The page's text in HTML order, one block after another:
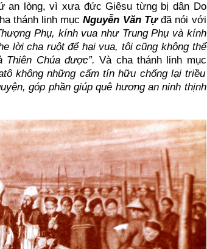
an lòng, vì xưa đức Giêsu từng bị dân Do
thánh linh mục Nguyễn Văn Tựđã nói với
Phụ, kính vua như Trung Phụ và kính
lời cha ruột để hại vua, tôi cũng không thể
Thiên Chúa được”.Và cha thánh linh mục
không những cấm tín hữu chống lại triều
góp phần giúp quê hương an ninh thịnh